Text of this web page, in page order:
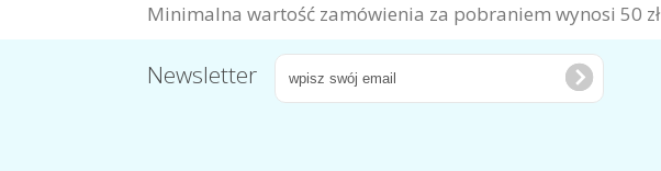
Minimalna wartość zamówienia za pobraniem wynosi 50 zł
Newsletter